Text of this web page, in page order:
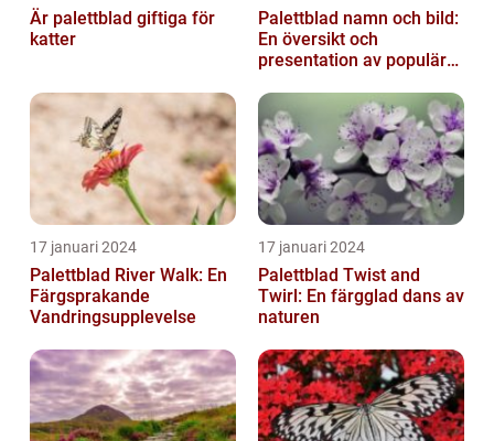
Är palettblad giftiga för
katter
Palettblad namn och bild:
En översikt och
presentation av populära
17 januari 2024
Palettblad River Walk: En
Färgsprakande
Vandringsupplevelse
17 januari 2024
Palettblad Twist and
Twirl: En färgglad dans av
naturen